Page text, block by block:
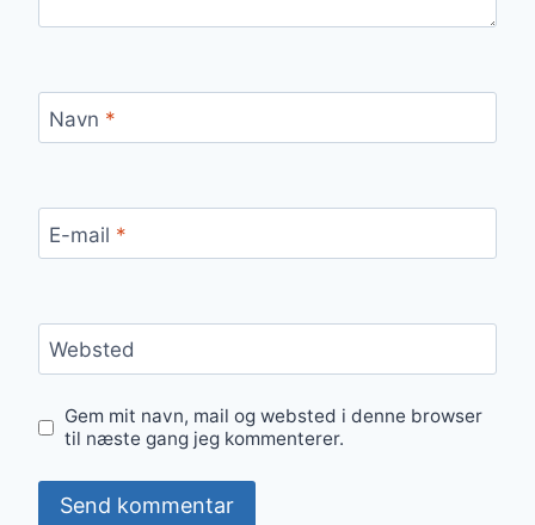
Navn *
E-mail *
Websted
Gem mit navn, mail og websted i denne browser
til næste gang jeg kommenterer.